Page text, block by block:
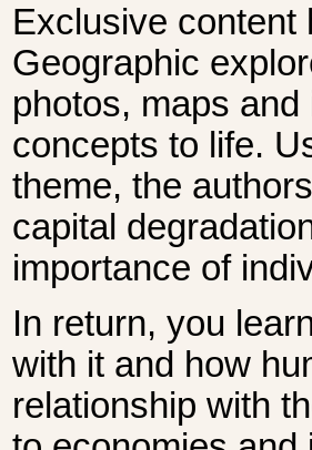
Exclusive content
Geographic
photos, maps
concepts to life.
theme, the
capital
importance of
In return, you
with it and how
relationship with